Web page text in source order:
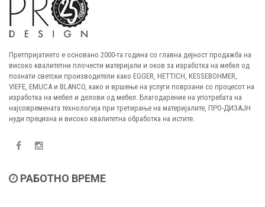
Претпријатието е основано 2000-та година со главна дејност продажба на
високо квалитетни плочести материјали и оков за изработка на мебел од
познати светски производители како EGGER, HETTICH, KESSEBOHMER,
VIEFE, EMUCA и BLANCO, како и вршење на услуги поврзани со процесот на
изработка на мебел и делови од мебел. Благодарение на употребата на
најсовремената технологија при третирање на материјалите, ПРО-ДИЗАЈН
нуди прецизна и високо квалитетна обработка на истите.
РАБОТНО ВРЕМЕ